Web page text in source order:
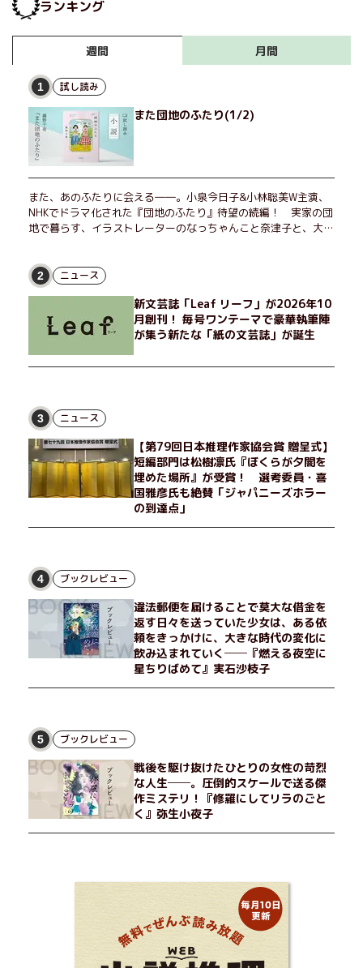
ランキング
週間 月間
1 試し読み
また団地のふたり(1/2)
また、あのふたりに会える――。小泉今日子&小林聡美W主演、
NHKでドラマ化された『団地のふたり』待望の続編！ 実家の団
地で暮らす、イラストレーターのなっちゃんこと奈津子と、大学
げたり、部屋でふたりだけの「台湾映画祭」を催したり。50代
独身、幼なじみの変わらぬ友情とささやかな幸せの日々を描く。
2 ニュース
新文芸誌「Leaf リーフ」が2026年10
月創刊！ 毎号ワンテーマで豪華執筆陣
が集う新たな「紙の文芸誌」が誕生
3 ニュース
【第79回日本推理作家協会賞 贈呈式】
短編部門は松樹凛氏『ぼくらが夕闇を
埋めた場所』が受賞！ 選考委員・喜
国雅彦氏も絶賛「ジャパニーズホラー
の到達点」
4 ブックレビュー
違法郵便を届けることで莫大な借金を
返す日々を送っていた少女は、ある依
頼をきっかけに、大きな時代の変化に
飲み込まれていく──『燃える夜空に
星ちりばめて』実石沙枝子
5 ブックレビュー
戦後を駆け抜けたひとりの女性の苛烈
な人生──。圧倒的スケールで送る傑
作ミステリ！『修羅にしてリラのごと
く』弥生小夜子